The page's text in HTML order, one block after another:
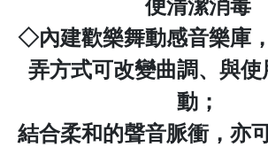
便清潔消毒
◇內建歡樂舞動感音樂庫
弄方式可改變曲調、與
動；
結合柔和的聲音脈衝，亦